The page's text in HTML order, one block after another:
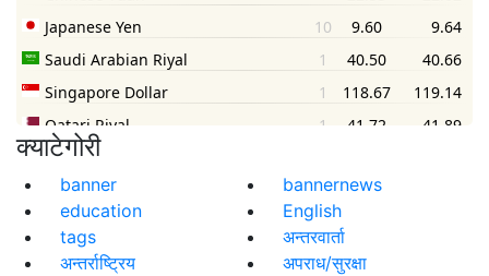
क्याटेगोरी
banner
bannernews
education
English
tags
अन्तरवार्ता
अन्तर्राष्ट्रिय
अपराध/सुरक्षा